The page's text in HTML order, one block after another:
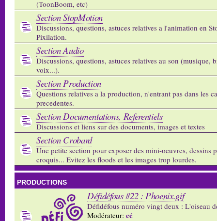
(ToonBoom, etc)
Section StopMotion
Discussions, questions, astuces relatives a l'animation en
Pixilation.
Section Audio
Discussions, questions, astuces relatives au son (musique,
voix...).
Section Production
Questions relatives a la production, n'entrant pas dans les
precedentes.
Section Documentations, Referentiels
Discussions et liens sur des documents, images et textes
Section Crobard
Une petite section pour exposer des mini-oeuvres, dessins
croquis... Evitez les floods et les images trop lourdes.
PRODUCTIONS
Défidéfous #22 : Phoenix.gif
Défidéfous numéro vingt deux : L'oiseau
Modérateur: cé